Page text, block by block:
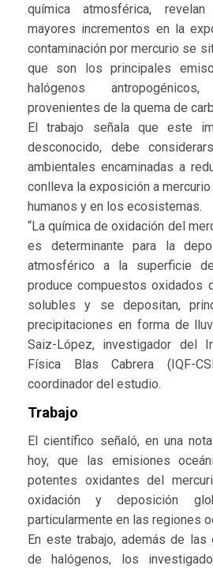
química atmosférica,
mayores incrementos en la
contaminación por mercurio se
que son los principales
halógenos
provenientes de la quema de
El trabajo señala que este
desconocido, debe
ambientales encaminadas a
conlleva la exposición a
humanos y en los ecosistemas.
“La química de oxidación del
es determinante para la
atmosférico a la superficie
produce compuestos oxidados
solubles y se depositan,
precipitaciones en forma de
Saiz-López, investigador del
Física Blas Cabrera (IQF-
coordinador del estudio.
Trabajo
El científico señaló, en una
hoy, que las emisiones
potentes oxidantes del
oxidación y deposición
particularmente en las regiones
En este trabajo, además de las
de halógenos, los